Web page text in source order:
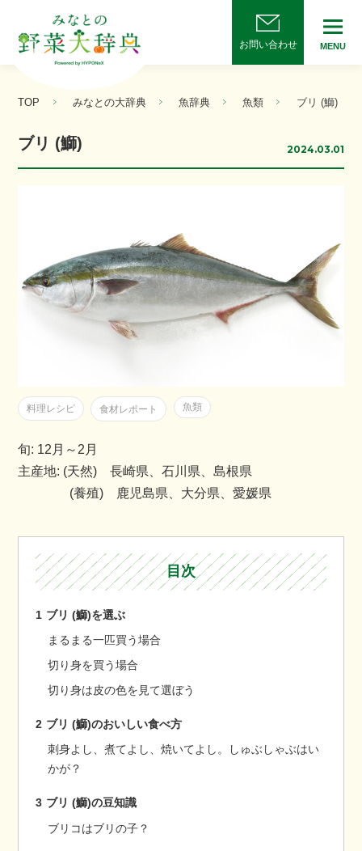
お問い合わせ MENU
TOP みなとの大辞典 魚辞典 魚類 ブリ (鰤)
ブリ (鰤) 2024.03.01
料理レシピ 食材レポート 魚類
旬: 12月～2月
主産地: (天然) 長崎県、石川県、島根県
(養殖) 鹿児島県、大分県、愛媛県
目次
1 ブリ (鰤)を選ぶ
まるまる一匹買う場合
切り身を買う場合
切り身は皮の色を見て選ぼう
2 ブリ (鰤)のおいしい食べ方
刺身よし、煮てよし、焼いてよし。しゅぶしゃぶはい
かが？
3 ブリ (鰤)の豆知識
ブリコはブリの子？